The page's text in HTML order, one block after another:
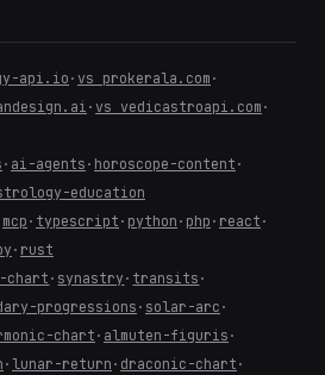
api.io · vs prokerala.com ·
· vs vedicastroapi.com ·
· ai-agents · horoscope-content ·
education
mcp · typescript · python · php · react ·
· rust
chart · synastry · transits ·
progressions · solar-arc ·
chart· almuten-figuris ·
· lunar-return · draconic-chart ·